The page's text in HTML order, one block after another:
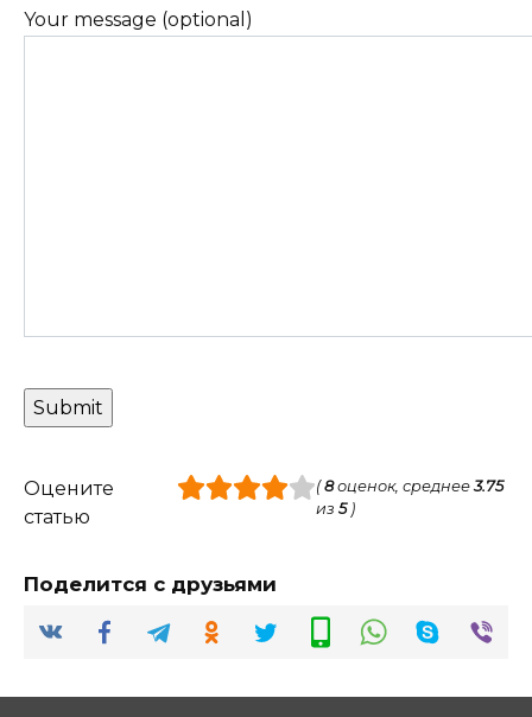
Your message (optional)
Оцените
статью
(8оценок, среднее3.75
из5)
Поделится с друзьями